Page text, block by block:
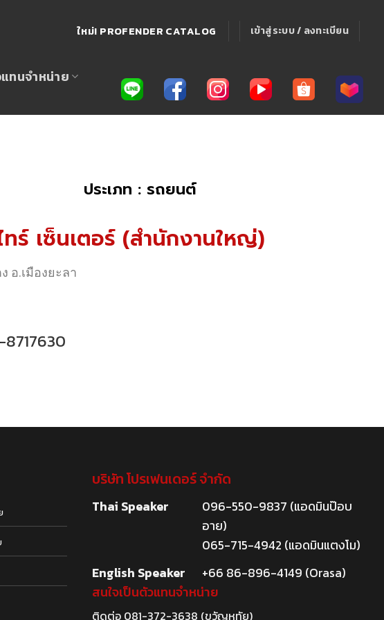
ใหม่! PROFENDER CATALOG เข้าสู่ระบบ / ลงทะเบียน
ทนจำหน่าย
ประเภท : รถยนต์
ร์ เซ็นเตอร์ (สำนักงานใหญ่)
อ.เมืองยะลา
บริษัท โปรเฟนเดอร์ จำกัด
Thai Speaker
096-550-9837 (แอดมินป๊อบ
อาย)
065-715-4942 (แอดมินแตงโม)
English Speaker
+66 86-896-4149 (Orasa)
สนใจเป็นตัวแทนจำหน่าย
ติดต่อ 081-372-3638 (ขวัญหทัย)